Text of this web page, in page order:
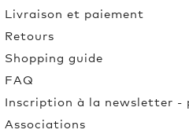
Livraison et paiement
Retours
Shopping guide
FAQ
Inscription à la newsletter -
Associations